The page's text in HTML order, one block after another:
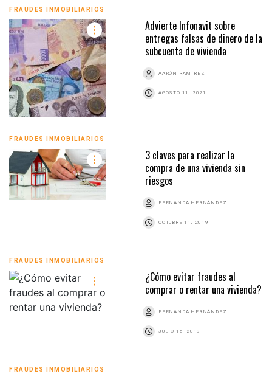
FRAUDES INMOBILIARIOS
Advierte Infonavit sobre
entregas falsas de dinero de la
subcuenta de vivienda
AARÓN RAMÍREZ
AGOSTO 11, 2021
FRAUDES INMOBILIARIOS
3 claves para realizar la
compra de una vivienda sin
riesgos
FERNANDA HERNÁNDEZ
OCTUBRE 11, 2019
FRAUDES INMOBILIARIOS
¿Cómo evitar fraudes al
comprar o rentar una vivienda?
FERNANDA HERNÁNDEZ
JULIO 15, 2019
FRAUDES INMOBILIARIOS